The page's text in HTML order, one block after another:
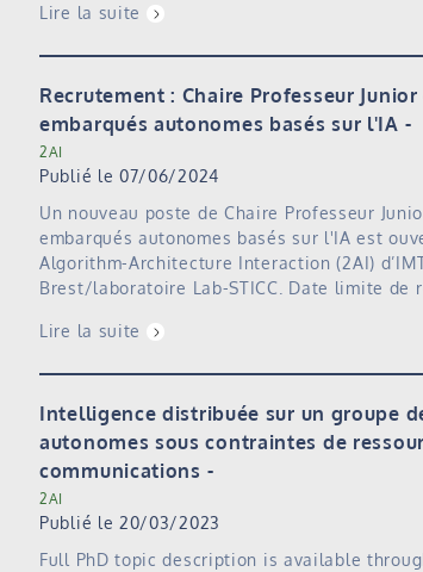
Lire la suite
Recrutement : Chaire Professeur Junior
embarqués autonomes basés sur l'IA
2AI
Publié le 07/06/2024
Un nouveau poste de Chaire Professeur
embarqués autonomes basés sur l'IA est
Algorithm-Architecture Interaction (2AI)
Brest/laboratoire Lab-STICC. Date limite de
Lire la suite
Intelligence distribuée sur un groupe
autonomes sous contraintes de
communications
2AI
Publié le 20/03/2023
Full PhD topic description is available